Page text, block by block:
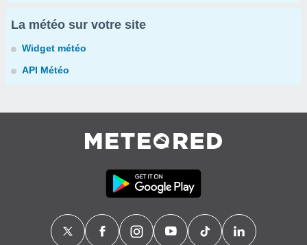
La météo sur votre site
Widget météo
API Météo